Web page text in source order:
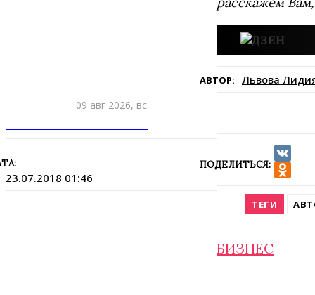
09 авг 2026, вс
23.07.2018 01:46
АВТОР: Львова
ПОДЕЛИТЬСЯ:
VK
ТЕГИ
БИЗНЕС